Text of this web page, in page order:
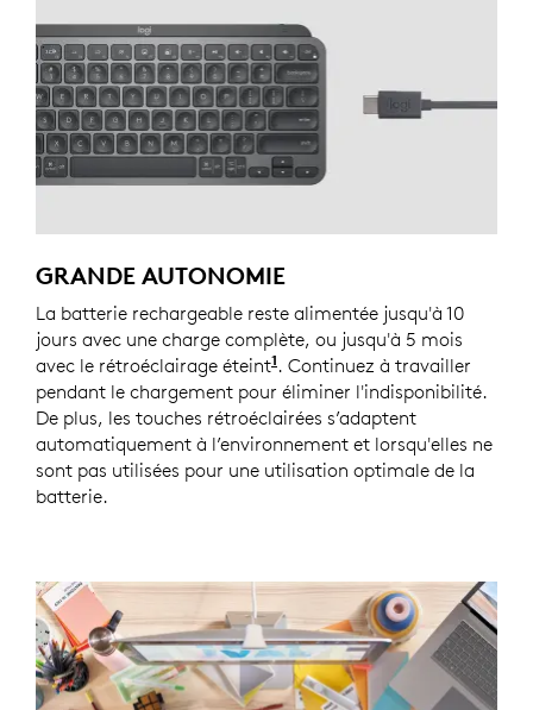
GRANDE AUTONOMIE
La batterie rechargeable reste alimentée jusqu'à 10
jours avec une charge complète, ou jusqu'à 5 mois
avec le rétroéclairage éteint1 La durée de vie de la
. Continuez à travailler
pendant le chargement pour éliminer l'indisponibilité.
De plus, les touches rétroéclairées s’adaptent
automatiquement à l’environnement et lorsqu'elles ne
sont pas utilisées pour une utilisation optimale de la
batterie.